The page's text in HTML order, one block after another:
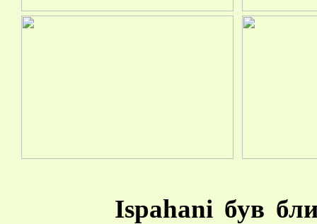
Ispahani був